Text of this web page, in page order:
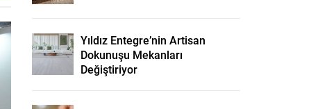
Yıldız Entegre’nin Artisan
Dokunuşu Mekanları
Değiştiriyor